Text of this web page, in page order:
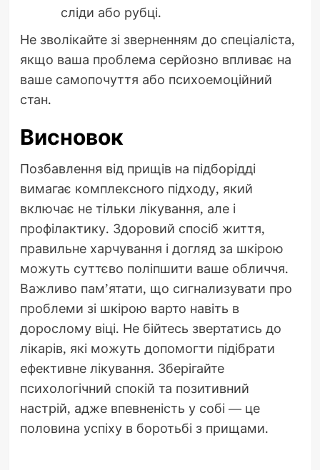
сліди або рубці.
Не зволікайте зі зверненням до спеціаліста,
якщо ваша проблема серйозно впливає на
ваше самопочуття або психоемоційний
стан.
Висновок
Позбавлення від прищів на підборідді
вимагає комплексного підходу, який
включає не тільки лікування, але і
профілактику. Здоровий спосіб життя,
правильне харчування і догляд за шкірою
можуть суттєво поліпшити ваше обличчя.
Важливо пам’ятати, що сигнализувати про
проблеми зі шкірою варто навіть в
дорослому віці. Не бійтесь звертатись до
лікарів, які можуть допомогти підібрати
ефективне лікування. Зберігайте
психологічний спокій та позитивний
настрій, адже впевненість у собі — це
половина успіху в боротьбі з прищами.